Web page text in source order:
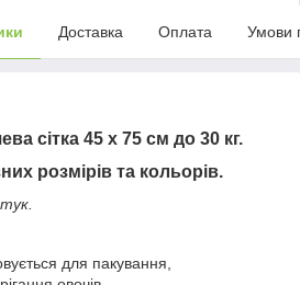
Доставка Оплата Умови
сітка 45 х 75 см до 30 кг.
розмірів та кольорів.
для пакування,